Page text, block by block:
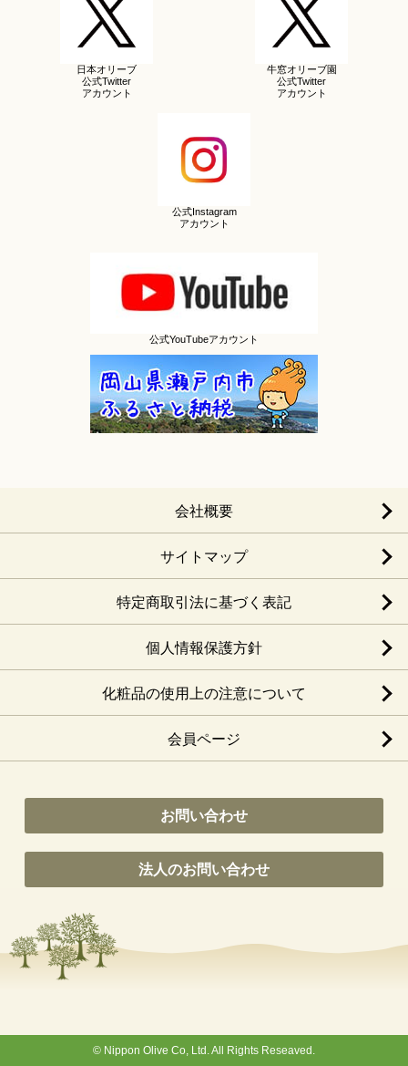
日本オリーブ
公式Twitter
アカウント
牛窓オリーブ園
公式Twitter
アカウント
公式Instagram
アカウント
公式YouTubeアカウント
会社概要
サイトマップ
特定商取引法に基づく表記
個人情報保護方針
化粧品の使用上の注意について
会員ページ
お問い合わせ
法人のお問い合わせ
© Nippon Olive Co, Ltd. All Rights Reseaved.